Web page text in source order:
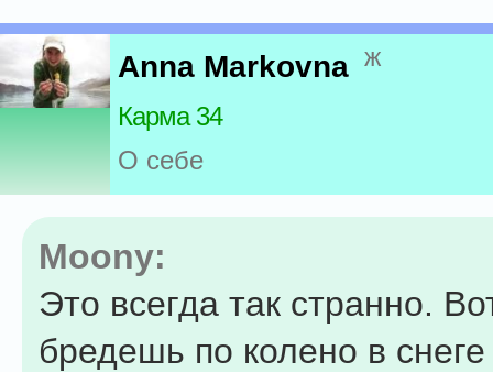
Anna Markovna ж
Карма 34
О себе
Moony:
Это всегда так странно.
бредешь по колено в снеге